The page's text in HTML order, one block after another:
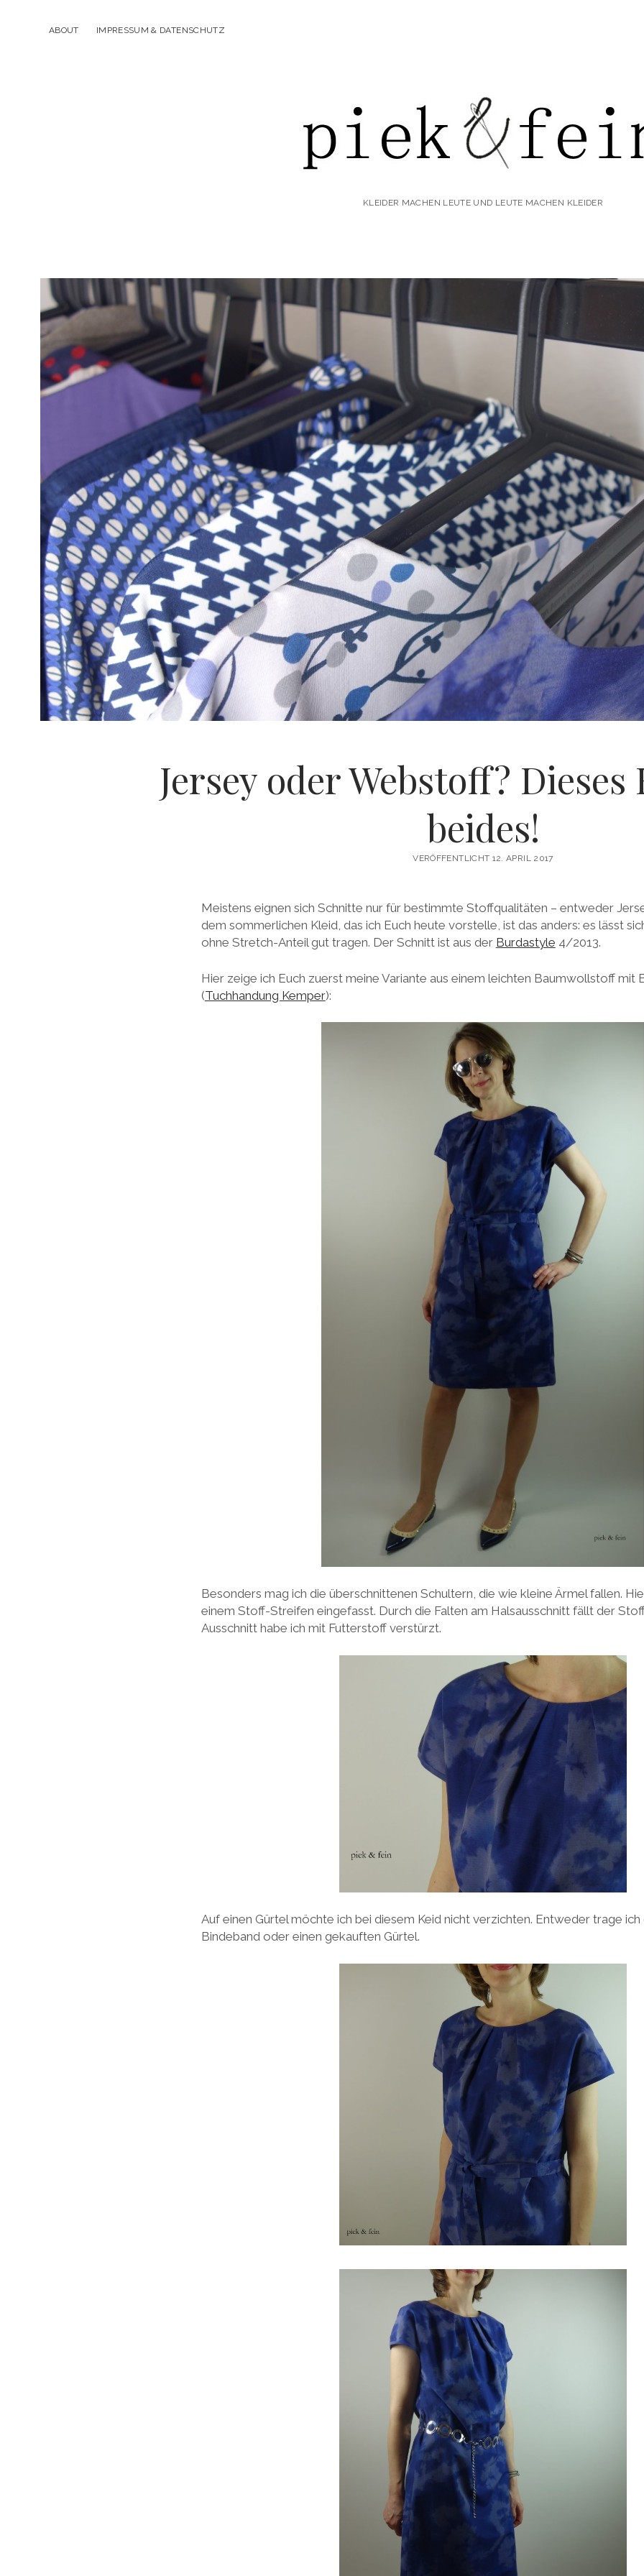
ABOUT IMPRESSUM & DATENSCHUTZ
piek&fein
KLEIDER MACHEN LEUTE UND LEUTE MACHEN KLEIDER
Jersey oder Webstoff?
beides!
VERÖFFENTLICHT 12. APRIL 2017
Meistens eignen sich Schnitte nur für bestimmte Stoffqualitäten – entweder
dem sommerlichen Kleid, das ich Euch heute vorstelle, ist das anders: es lässt
ohne Stretch-Anteil gut tragen. Der Schnitt ist aus der Burdastyle 4/2013.
Hier zeige ich Euch zuerst meine Variante aus einem leichten Baumwollstoff mit
(Tuchhandung Kemper):
Besonders mag ich die überschnittenen Schultern, die wie kleine Ärmel fallen.
einem Stoff-Streifen eingefasst. Durch die Falten am Halsausschnitt fällt der
Ausschnitt habe ich mit Futterstoff verstürzt.
Auf einen Gürtel möchte ich bei diesem Keid nicht verzichten. Entweder trage
Bindeband oder einen gekauften Gürtel.